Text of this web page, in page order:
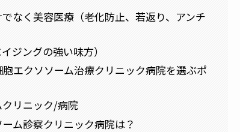
なく美容医療（老化防止、若返り、アンチ
ジングの強い味方）
エクソソーム治療クリニック病院を選ぶポ
リニック/病院
ム診察クリニック病院は？